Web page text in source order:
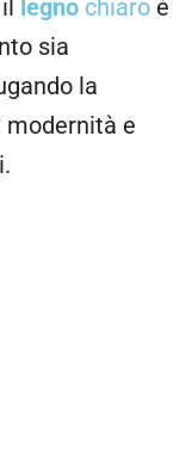
legno chiaro è
sia
la
e